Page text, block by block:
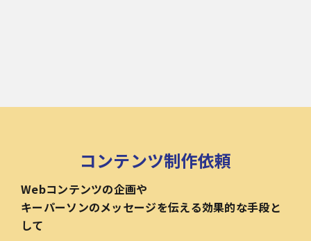
コンテンツ制作依頼
Webコンテンツの企画や
キーパーソンのメッセージを伝える効果的な手段と
して